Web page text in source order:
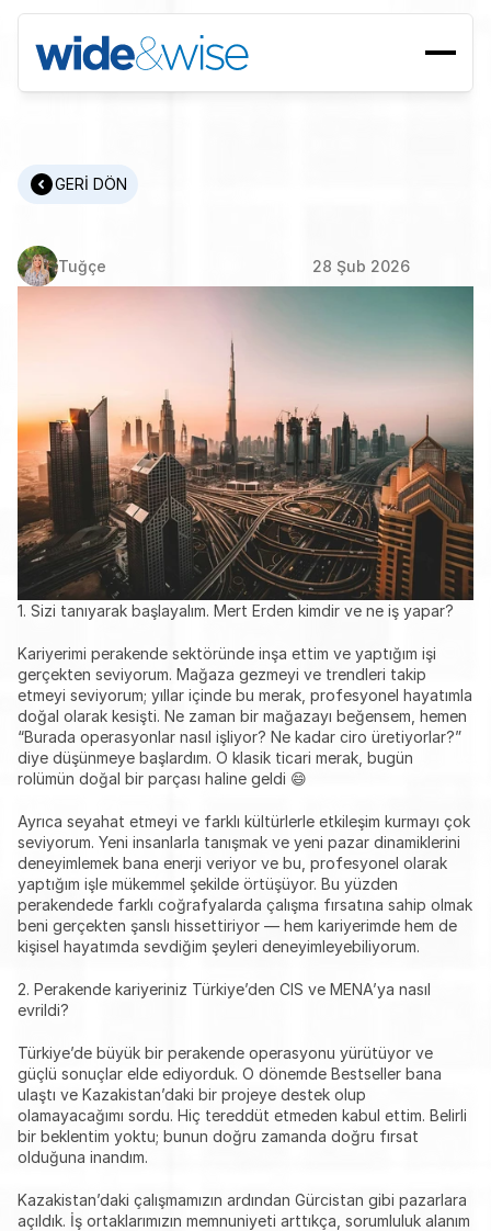
GERİ DÖN
Global
Tuğçe 28 Şub 2026
1. Sizi tanıyarak başlayalım. Mert Erden kimdir ve ne iş yapar?
Kariyerimi perakende sektöründe inşa ettim ve yaptığım işi
gerçekten seviyorum. Mağaza gezmeyi ve trendleri takip
etmeyi seviyorum; yıllar içinde bu merak, profesyonel hayatımla
doğal olarak kesişti. Ne zaman bir mağazayı beğensem, hemen
“Burada operasyonlar nasıl işliyor? Ne kadar ciro üretiyorlar?”
diye düşünmeye başlardım. O klasik ticari merak, bugün
rolümün doğal bir parçası haline geldi 😄
Ayrıca seyahat etmeyi ve farklı kültürlerle etkileşim kurmayı çok
seviyorum. Yeni insanlarla tanışmak ve yeni pazar dinamiklerini
deneyimlemek bana enerji veriyor ve bu, profesyonel olarak
yaptığım işle mükemmel şekilde örtüşüyor. Bu yüzden
perakendede farklı coğrafyalarda çalışma fırsatına sahip olmak
beni gerçekten şanslı hissettiriyor — hem kariyerimde hem de
kişisel hayatımda sevdiğim şeyleri deneyimleyebiliyorum.
2. Perakende kariyeriniz Türkiye’den CIS ve MENA’ya nasıl
evrildi?
Türkiye’de büyük bir perakende operasyonu yürütüyor ve
güçlü sonuçlar elde ediyorduk. O dönemde Bestseller bana
ulaştı ve Kazakistan’daki bir projeye destek olup
olamayacağımı sordu. Hiç tereddüt etmeden kabul ettim. Belirli
bir beklentim yoktu; bunun doğru zamanda doğru fırsat
olduğuna inandım.
Kazakistan’daki çalışmamızın ardından Gürcistan gibi pazarlara
açıldık. İş ortaklarımızın memnuniyeti arttıkça, sorumluluk alanım